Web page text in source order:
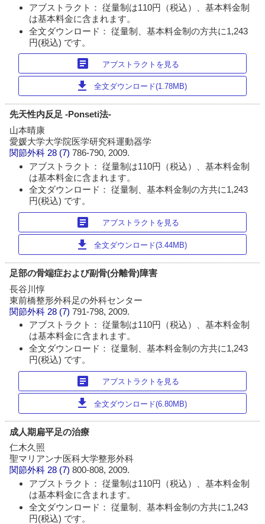
アブストラクト： 従量制は110円（税込）、基本料金制
は基本料金に含まれます。
全文ダウンロード： 従量制、基本料金制の方共に1,243
円(税込) です。
article アブストラクトを見る
download 全文ダウンロード(1.78MB)
先天性内反足 -Ponseti法-
山本晴康
愛媛大学大学院医学研究科運動器学
関節外科 28 (7)786-790, 2009.
アブストラクト： 従量制は110円（税込）、基本料金制
は基本料金に含まれます。
全文ダウンロード： 従量制、基本料金制の方共に1,243
円(税込) です。
article アブストラクトを見る
download 全文ダウンロード(3.44MB)
足部の骨端症および副骨(分離骨)障害
長谷川惇
東前橋整形外科足の外科センター
関節外科 28 (7)791-798, 2009.
アブストラクト： 従量制は110円（税込）、基本料金制
は基本料金に含まれます。
全文ダウンロード： 従量制、基本料金制の方共に1,243
円(税込) です。
article アブストラクトを見る
download 全文ダウンロード(6.80MB)
成人期扁平足の治療
仁木久照
聖マリアンナ医科大学整形外科
関節外科 28 (7)800-808, 2009.
アブストラクト： 従量制は110円（税込）、基本料金制
は基本料金に含まれます。
全文ダウンロード： 従量制、基本料金制の方共に1,243
円(税込) です。